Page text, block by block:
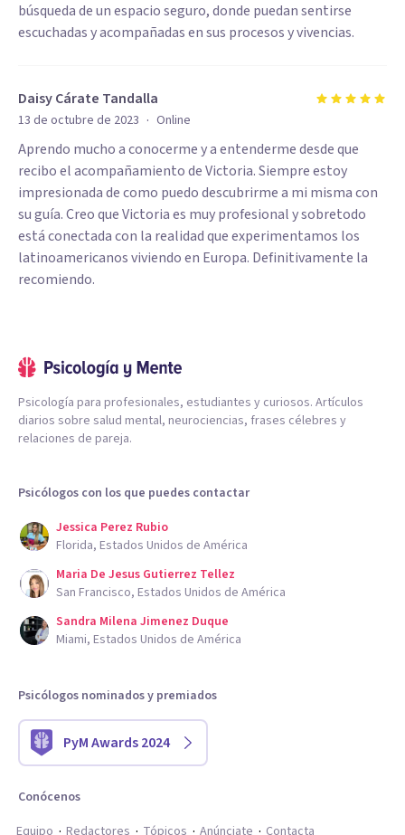
búsqueda de un espacio seguro, donde puedan sentirse
escuchadas y acompañadas en sus procesos y vivencias.
Daisy Cárate Tandalla
13 de octubre de 2023 · Online
Aprendo mucho a conocerme y a entenderme desde que
recibo el acompañamiento de Victoria. Siempre estoy
impresionada de como puedo descubrirme a mi misma con
su guía. Creo que Victoria es muy profesional y sobretodo
está conectada con la realidad que experimentamos los
latinoamericanos viviendo en Europa. Definitivamente la
recomiendo.
Psicología para profesionales, estudiantes y curiosos. Artículos
diarios sobre salud mental, neurociencias, frases célebres y
relaciones de pareja.
Psicólogos con los que puedes contactar
Jessica Perez Rubio
Florida, Estados Unidos de América
Maria De Jesus Gutierrez Tellez
San Francisco, Estados Unidos de América
Sandra Milena Jimenez Duque
Miami, Estados Unidos de América
Psicólogos nominados y premiados
PyM Awards 2024
Conócenos
Equipo
Redactores Tópicos Anúnciate Contacta